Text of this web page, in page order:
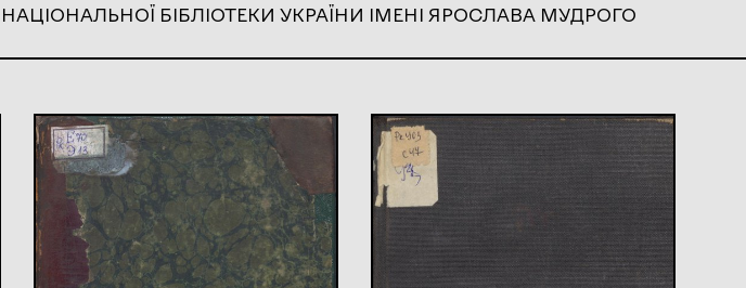
БІБЛІОТЕКИ УКРАЇНИ ІМЕНІ ЯРОСЛАВА МУДРОГО